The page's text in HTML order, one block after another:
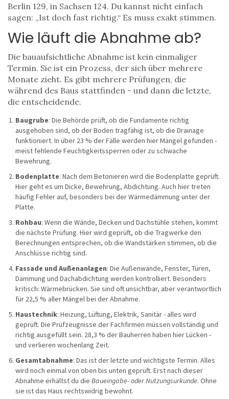
Berlin 129, in Sachsen 124. Du kannst nicht einfach
sagen: „Ist doch fast richtig.“ Es muss exakt stimmen.
Wie läuft die Abnahme ab?
Die bauaufsichtliche Abnahme ist kein einmaliger
Termin. Sie ist ein Prozess, der sich über mehrere
Monate zieht. Es gibt mehrere Prüfungen, die
während des Baus stattfinden - und dann die letzte,
die entscheidende.
Baugrube: Die Behörde prüft, ob die Fundamente richtig
ausgehoben sind, ob der Boden tragfähig ist, ob die Drainage
funktioniert. In über 23 % der Fälle werden hier Mängel gefunden -
meist fehlende Feuchtigkeitssperren oder zu schwache
Bewehrung.
Bodenplatte: Nach dem Betonieren wird die Bodenplatte geprüft.
Hier geht es um Dicke, Bewehrung, Abdichtung. Auch hier treten
häufig Fehler auf, besonders bei der Wärmedämmung unter der
Platte.
Rohbau: Wenn die Wände, Decken und Dachstühle stehen, kommt
die nächste Prüfung. Hier wird geprüft, ob die Tragwerke den
Berechnungen entsprechen, ob die Wandstärken stimmen, ob die
Anschlüsse richtig sind.
Fassade und Außenanlagen: Die Außenwände, Fenster, Türen,
Dämmung und Dachabdichtung werden kontrolliert. Besonders
kritisch: Wärmebrücken. Sie sind oft unsichtbar, aber verantwortlich
für 22,5 % aller Mängel bei der Abnahme.
Haustechnik: Heizung, Lüftung, Elektrik, Sanitär - alles wird
geprüft. Die Prüfzeugnisse der Fachfirmen müssen vollständig und
richtig ausgefüllt sein. 28,3 % der Bauherren haben hier Lücken -
und verlieren wochenlang Zeit.
Gesamtabnahme: Das ist der letzte und wichtigste Termin. Alles
wird noch einmal von oben bis unten geprüft. Erst nach dieser
Abnahme erhältst du die Baueingabe- oder Nutzungsurkunde. Ohne
sie ist das Haus rechtswidrig bewohnt.